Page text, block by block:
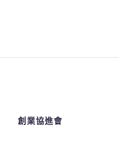
創業協進會